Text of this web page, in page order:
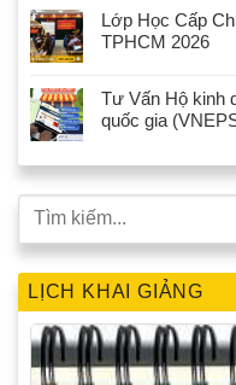
Lớp Học Cấp
TPHCM 2026
Tư Vấn Hộ kinh
quốc gia
LỊCH KHAI GIẢNG